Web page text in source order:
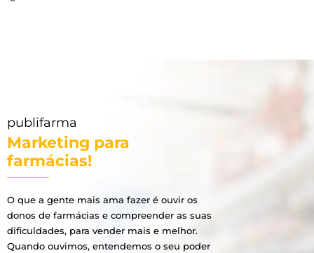
publifarma
Marketing para
farmácias!
O que a gente mais ama fazer é ouvir os
donos de farmácias e compreender as suas
dificuldades, para vender mais e melhor.
Quando ouvimos, entendemos o seu poder